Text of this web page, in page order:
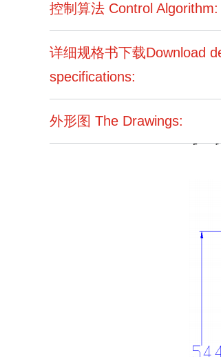
控制算法 Control Algorithm:
详细规格书下载Download
specifications:
外形图 The Drawings: